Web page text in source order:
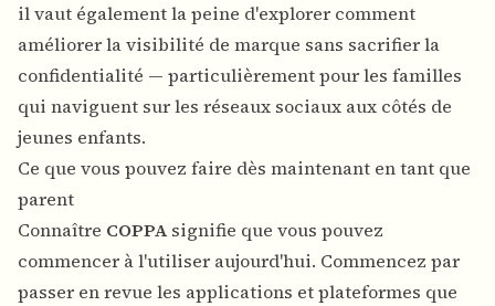
il vaut également la peine d'explorer comment
améliorer la visibilité de marque sans sacrifier la
confidentialité — particulièrement pour les familles
qui naviguent sur les réseaux sociaux aux côtés de
jeunes enfants.
Ce que vous pouvez faire dès maintenant en tant que
parent
Connaître COPPAsignifie que vous pouvez
commencer à l'utiliser aujourd'hui. Commencez par
passer en revue les applications et plateformes que